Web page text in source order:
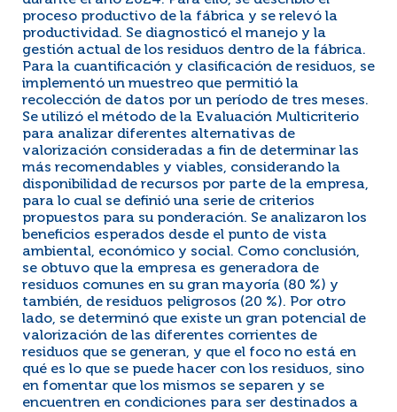
proceso productivo de la fábrica y se relevó la
productividad. Se diagnosticó el manejo y la
gestión actual de los residuos dentro de la fábrica.
Para la cuantificación y clasificación de residuos, se
implementó un muestreo que permitió la
recolección de datos por un período de tres meses.
Se utilizó el método de la Evaluación Multicriterio
para analizar diferentes alternativas de
valorización consideradas a fin de determinar las
más recomendables y viables, considerando la
disponibilidad de recursos por parte de la empresa,
para lo cual se definió una serie de criterios
propuestos para su ponderación. Se analizaron los
beneficios esperados desde el punto de vista
ambiental, económico y social. Como conclusión,
se obtuvo que la empresa es generadora de
residuos comunes en su gran mayoría (80 %) y
también, de residuos peligrosos (20 %). Por otro
lado, se determinó que existe un gran potencial de
valorización de las diferentes corrientes de
residuos que se generan, y que el foco no está en
qué es lo que se puede hacer con los residuos, sino
en fomentar que los mismos se separen y se
encuentren en condiciones para ser destinados a